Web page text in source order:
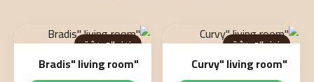
غرف المعيشة
"Curvy" living room
غرف المعيشة
"Bradis" living room